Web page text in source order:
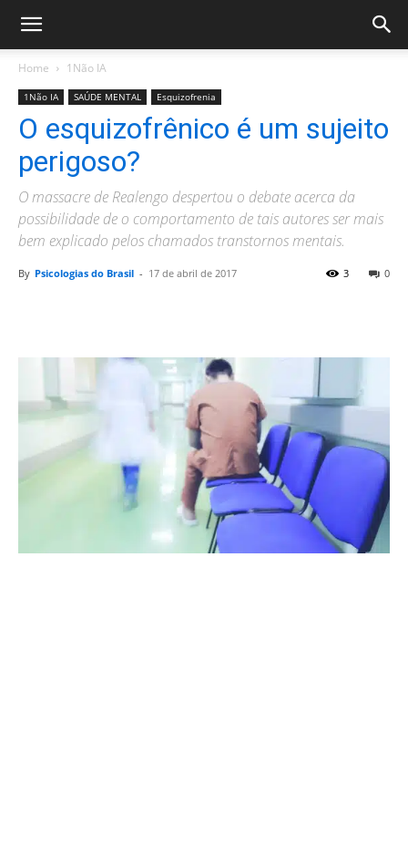
Home 1Não IA
1Não IA SAÚDE MENTAL Esquizofrenia
O esquizofrênico é um sujeito
perigoso?
O massacre de Realengo despertou o debate acerca da
possibilidade de o comportamento de tais autores ser mais
bem explicado pelos chamados transtornos mentais.
By Psicologias do Brasil - 17 de abril de 2017 0
3